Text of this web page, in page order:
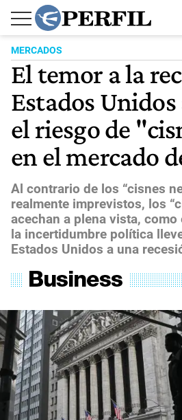
MERCADOS
El temor a la
Estados
el riesgo de
en el mercado
Al contrario de los “cisnes
realmente imprevistos, los
acechan a plena vista, como
la incertidumbre política
Estados Unidos a una